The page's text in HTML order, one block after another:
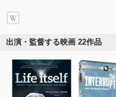
出演・監督する映画 22作品